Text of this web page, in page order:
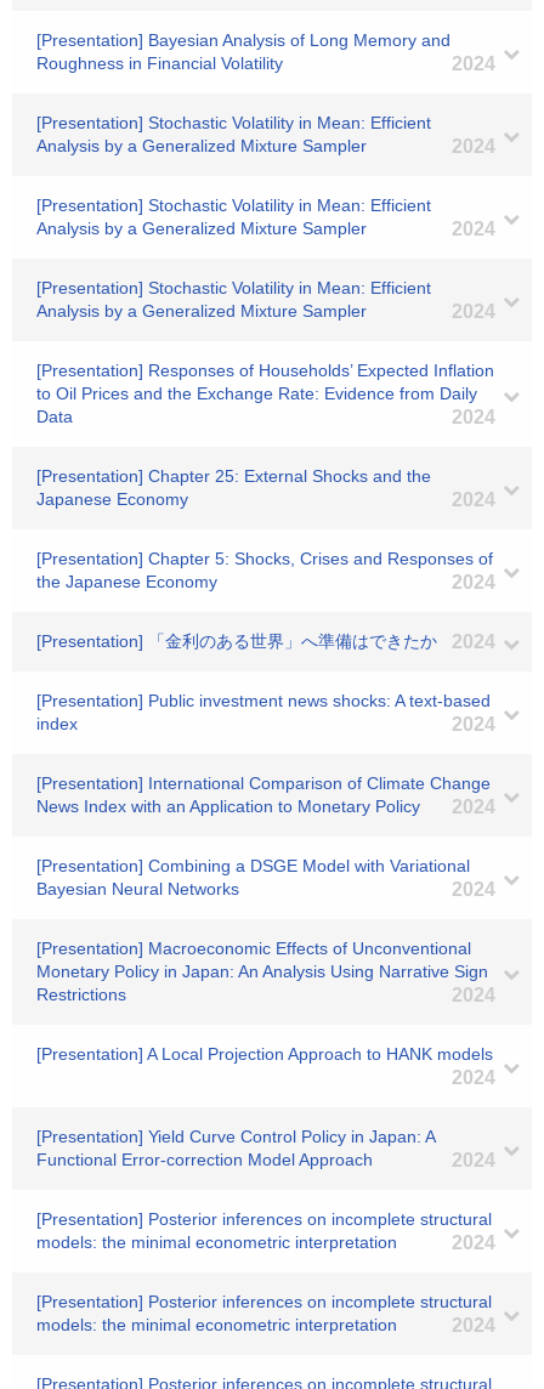
[Presentation] Bayesian Analysis of Long Memory and
Roughness in Financial Volatility
2024
[Presentation] Stochastic Volatility in Mean: Efficient
Analysis by a Generalized Mixture Sampler
2024
[Presentation] Stochastic Volatility in Mean: Efficient
Analysis by a Generalized Mixture Sampler
2024
[Presentation] Stochastic Volatility in Mean: Efficient
Analysis by a Generalized Mixture Sampler
2024
[Presentation] Responses of Households’ Expected Inflation
to Oil Prices and the Exchange Rate: Evidence from Daily
Data
2024
[Presentation] Chapter 25: External Shocks and the
Japanese Economy
2024
[Presentation] Chapter 5: Shocks, Crises and Responses of
the Japanese Economy
2024
[Presentation] 「金利のある世界」へ準備はできたか 2024
[Presentation] Public investment news shocks: A text-based
index
2024
[Presentation] International Comparison of Climate Change
News Index with an Application to Monetary Policy
2024
[Presentation] Combining a DSGE Model with Variational
Bayesian Neural Networks
2024
[Presentation] Macroeconomic Effects of Unconventional
Monetary Policy in Japan: An Analysis Using Narrative Sign
Restrictions
2024
[Presentation] A Local Projection Approach to HANK models
2024
[Presentation] Yield Curve Control Policy in Japan: A
Functional Error-correction Model Approach
2024
[Presentation] Posterior inferences on incomplete structural
models: the minimal econometric interpretation
2024
[Presentation] Posterior inferences on incomplete structural
models: the minimal econometric interpretation
2024
[Presentation] Posterior inferences on incomplete structural